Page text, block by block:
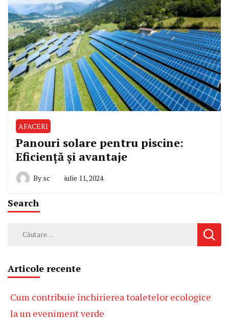
AFACERI
Panouri solare pentru piscine:
Eficiență și avantaje
By sc iulie 11, 2024
Search
Caută
Articole recente
Cum contribuie închirierea toaletelor ecologice
la un eveniment verde